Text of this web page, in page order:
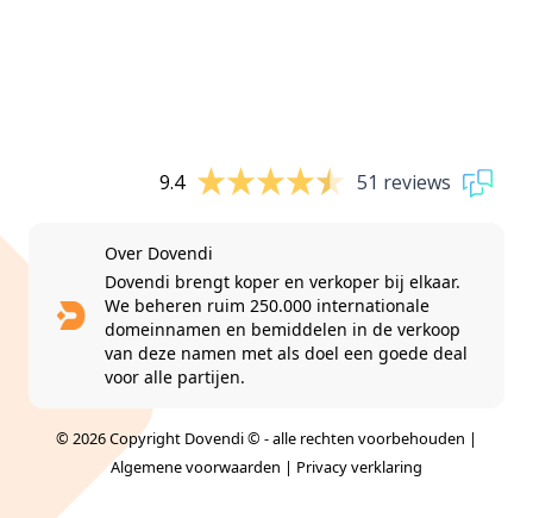
9.4 51 reviews
Over Dovendi
Dovendi brengt koper en verkoper bij elkaar.
We beheren ruim 250.000 internationale
domeinnamen en bemiddelen in de verkoop
van deze namen met als doel een goede deal
voor alle partijen.
© 2026 Copyright Dovendi © - alle rechten voorbehouden |
Algemene voorwaarden | Privacy verklaring